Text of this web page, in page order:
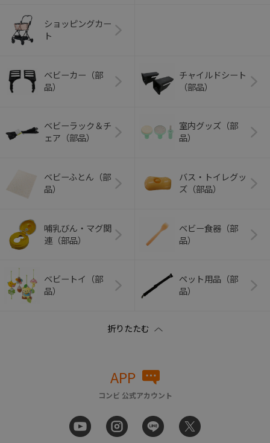
ショッピングカー
ト
ベビーカー（部
品）
チャイルドシート
（部品）
ベビーラック＆チ
ェア（部品）
室内グッズ（部
品）
ベビーふとん（部
品）
バス・トイレグッ
ズ（部品）
哺乳びん・マグ関
連（部品）
ベビー食器（部
品）
ベビートイ（部
品）
ペット用品（部
品）
APP
コンビ 公式アカウント